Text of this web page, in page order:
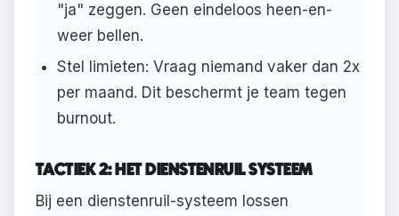
"ja" zeggen. Geen eindeloos heen-en-
weer bellen.
Stel limieten: Vraag niemand vaker dan 2x
per maand. Dit beschermt je team tegen
burnout.
TACTIEK 2: HET DIENSTENRUIL SYSTEEM
Bij een dienstenruil-systeem lossen